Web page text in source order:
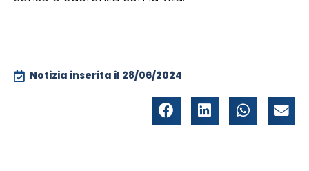
Notizia inserita il 28/06/2024